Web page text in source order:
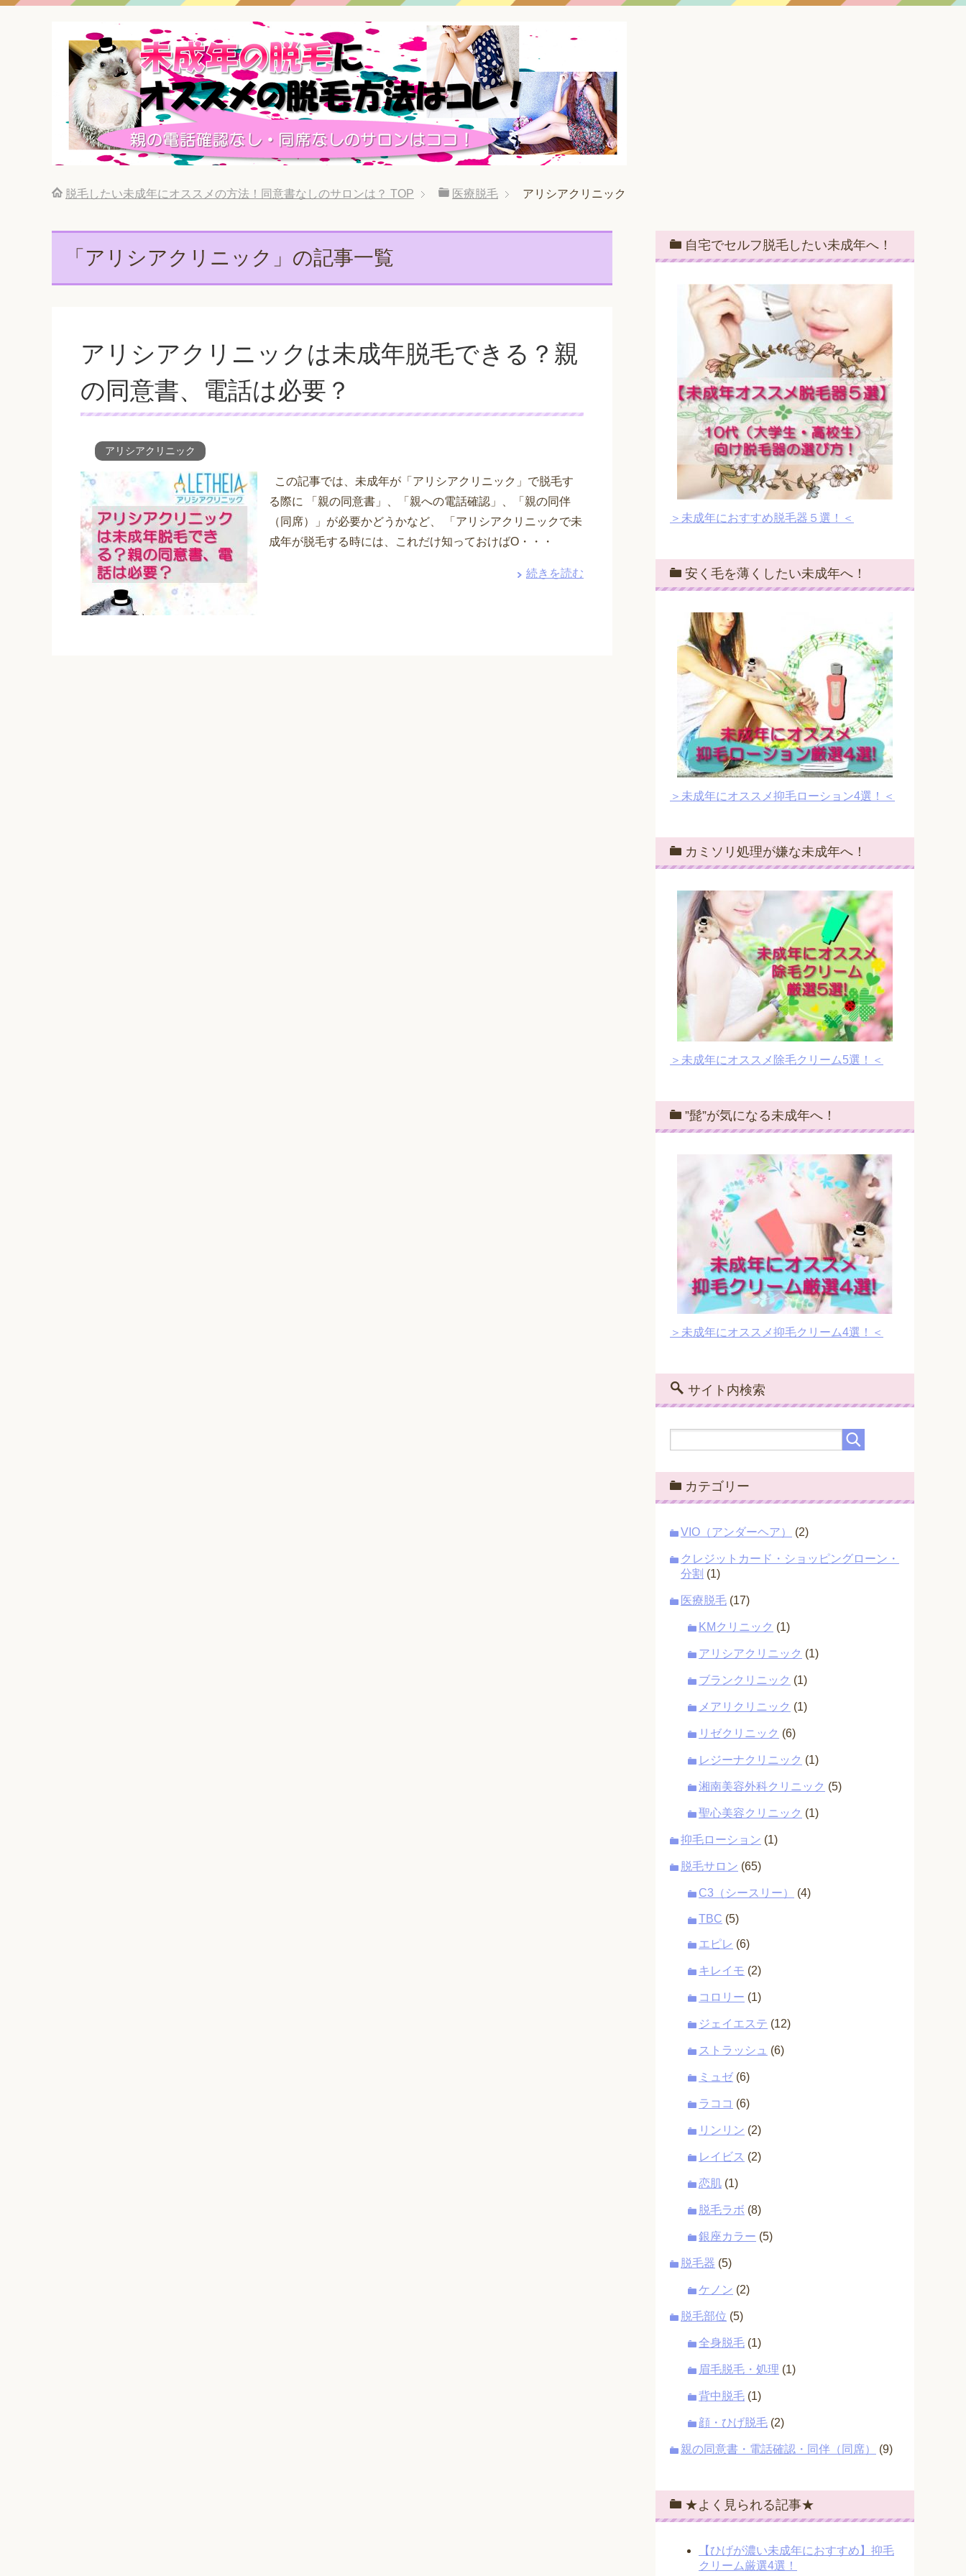
脱毛したい未成年にオススメの方法！同意書なしのサロンは？ TOP 医療脱毛 アリシアクリニック
「アリシアクリニック」の記事一覧
アリシアクリニックは未成年脱毛できる？親
の同意書、電話は必要？
アリシアクリニック
この記事では、未成年が「アリシアクリニック」で脱毛す
る際に 「親の同意書」、「親への電話確認」、「親の同伴
（同席）」が必要かどうかなど、 「アリシアクリニックで未
成年が脱毛する時には、これだけ知っておけばO・・・
続きを読む
自宅でセルフ脱毛したい未成年へ！
＞未成年におすすめ脱毛器５選！＜
安く毛を薄くしたい未成年へ！
＞未成年にオススメ抑毛ローション4選！＜
カミソリ処理が嫌な未成年へ！
＞未成年にオススメ除毛クリーム5選！＜
”髭”が気になる未成年へ！
＞未成年にオススメ抑毛クリーム4選！＜
サイト内検索
カテゴリー
VIO（アンダーヘア） (2)
クレジットカード・ショッピングローン・
分割 (1)
医療脱毛 (17)
KMクリニック (1)
アリシアクリニック (1)
ブランクリニック (1)
メアリクリニック (1)
リゼクリニック (6)
レジーナクリニック (1)
湘南美容外科クリニック (5)
聖心美容クリニック (1)
抑毛ローション (1)
脱毛サロン (65)
C3（シースリー） (4)
TBC (5)
エピレ (6)
キレイモ (2)
コロリー (1)
ジェイエステ (12)
ストラッシュ (6)
ミュゼ (6)
ラココ (6)
リンリン (2)
レイビス (2)
恋肌 (1)
脱毛ラボ (8)
銀座カラー (5)
脱毛器 (5)
ケノン (2)
脱毛部位 (5)
全身脱毛 (1)
眉毛脱毛・処理 (1)
背中脱毛 (1)
顔・ひげ脱毛 (2)
親の同意書・電話確認・同伴（同席） (9)
★よく見られる記事★
【ひげが濃い未成年におすすめ】抑毛
クリーム厳選4選！